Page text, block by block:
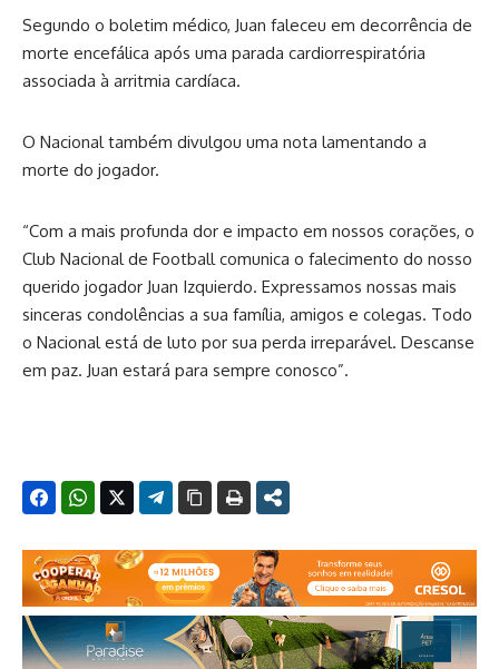
Segundo o boletim médico, Juan faleceu em decorrência de
morte encefálica após uma parada cardiorrespiratória
associada à arritmia cardíaca.
O Nacional também divulgou uma nota lamentando a
morte do jogador.
“Com a mais profunda dor e impacto em nossos corações, o
Club Nacional de Football comunica o falecimento do nosso
querido jogador Juan Izquierdo. Expressamos nossas mais
sinceras condolências a sua família, amigos e colegas. Todo
o Nacional está de luto por sua perda irreparável. Descanse
em paz. Juan estará para sempre conosco”.